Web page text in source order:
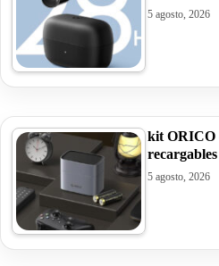
5 agosto, 2026
kit ORICO
5 agosto, 2026